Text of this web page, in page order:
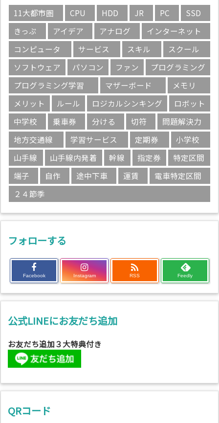
11大都市圏 CPU HDD JR PC
SSD
きっぷ
アイデア アナログ
インターネット
コンピュータ
サービス スキル
スクール
ソフトウェア
パソコン ファン
プログラミング
プログラミング学習
マザーボード
メモリ
メリット
ルール ロジカルシンキング
ロボット
中学校
乗車券 分ける 切符
問題解決力
地方交通線
学習サービス 定期券
小学校
山手線
山手線内発着 幹線 指定券
特定区間
端子
自作 途中下車 運賃
電車特定区間
２４節季
フォローする
Facebook Instagram

RSS Feedly
公式LINEにお友だち追加
お友だち追加３大特典付き
QRコード